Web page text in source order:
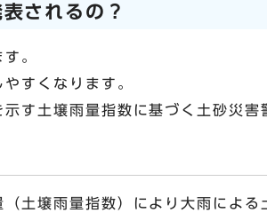
されるの？
。
すくなります。
す土壌雨量指数に基づく土砂災害
土壌雨量指数）により大雨によ